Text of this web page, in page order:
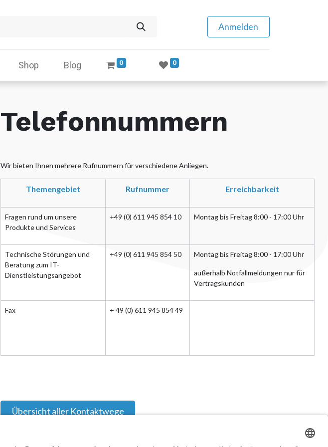
Anmelden
Shop Blog 0 0
Telefonnummern
Wir bieten Ihnen mehrere Rufnummern für verschiedene Anliegen.
Themengebiet Rufnummer Erreichbarkeit
Fragen rund um unsere
Produkte und Services
+49 (0) 611 945 854 10 Montag bis Freitag 8:00 - 17:00 Uhr
Technische Störungen und
Beratung zum IT-
Dienstleistungsangebot
+49 (0) 611 945 854 50 Montag bis Freitag 8:00 - 17:00 Uhr
außerhalb Notfallmeldungen nur für
Vertragskunden
Fax + 49 (0) 611 945 854 49
Übersicht aller Kontaktwege